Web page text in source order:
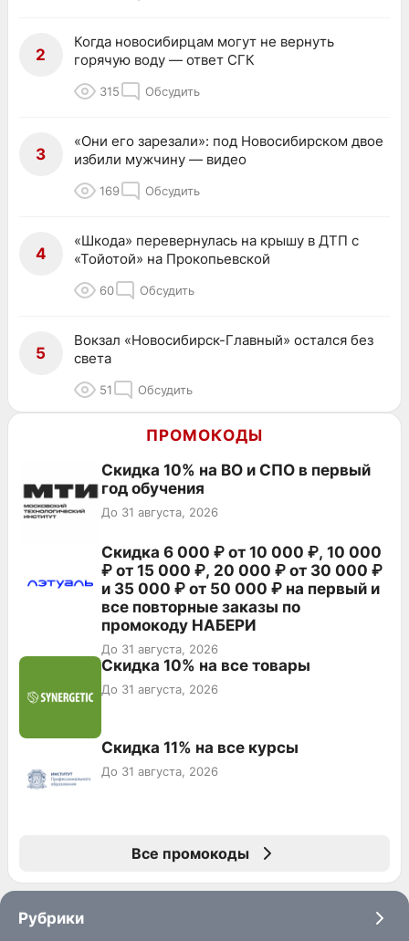
2
Когда новосибирцам могут не вернуть
горячую воду — ответ СГК
315 Обсудить
3
«Они его зарезали»: под Новосибирском двое
избили мужчину — видео
169 Обсудить
4
«Шкода» перевернулась на крышу в ДТП с
«Тойотой» на Прокопьевской
60 Обсудить
5
Вокзал «Новосибирск-Главный» остался без
света
51 Обсудить
ПРОМОКОДЫ
Скидка 10% на ВО и СПО в первый
год обучения
До 31 августа, 2026
Скидка 6 000 ₽ от 10 000 ₽, 10 000
₽ от 15 000 ₽, 20 000 ₽ от 30 000 ₽
и 35 000 ₽ от 50 000 ₽ на первый и
все повторные заказы по
промокоду НАБЕРИ
До 31 августа, 2026
Скидка 10% на все товары
До 31 августа, 2026
Скидка 11% на все курсы
До 31 августа, 2026
Все промокоды
Рубрики